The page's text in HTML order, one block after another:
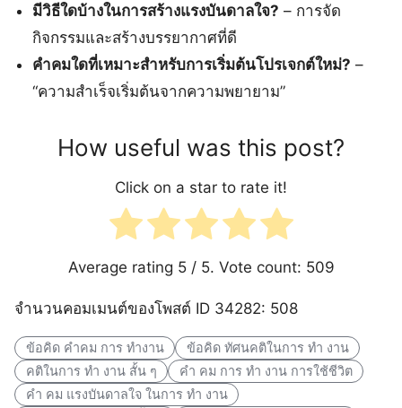
มีวิธีใดบ้างในการสร้างแรงบันดาลใจ? – การจัด
กิจกรรมและสร้างบรรยากาศที่ดี
คําคมใดที่เหมาะสำหรับการเริ่มต้นโปรเจกต์ใหม่? –
“ความสำเร็จเริ่มต้นจากความพยายาม”
How useful was this post?
Click on a star to rate it!
Average rating 5/ 5. Vote count: 509
จำนวนคอมเมนต์ของโพสต์ ID 34282: 508
ข้อคิด คำคม การ ทำงาน
ข้อคิด ทัศนคติในการ ทํา งาน
คติในการ ทํา งาน สั้น ๆ
คํา คม การ ทํา งาน การใช้ชีวิต
คํา คม แรงบันดาลใจ ในการ ทํา งาน